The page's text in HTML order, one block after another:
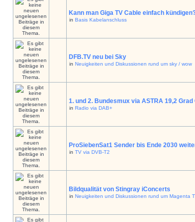
Kann man Giga TV Cable einfach
in Basis Kabelanschluss
DFB.TV neu bei Sky
in Neuigkeiten und Diskussionen rund um sky / wow
1. und 2. Bundesmux via ASTRA 19,2
in Radio via DAB+
ProSiebenSat1 Sender bis Ende 2030
in TV via DVB-T2
Bildqualität von Stingray iConcerts
in Neuigkeiten und Diskussionen rund um Magenta